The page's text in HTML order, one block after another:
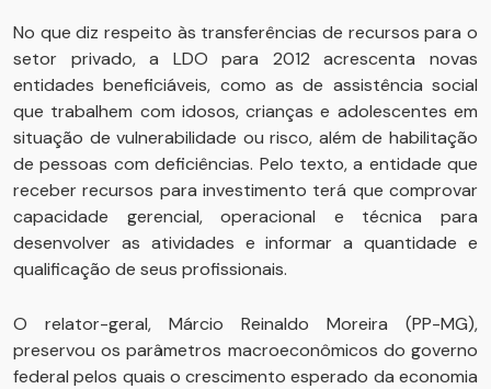
No que diz respeito às transferências de recursos para o
setor privado, a LDO para 2012 acrescenta novas
entidades beneficiáveis, como as de assistência social
que trabalhem com idosos, crianças e adolescentes em
situação de vulnerabilidade ou risco, além de habilitação
de pessoas com deficiências. Pelo texto, a entidade que
receber recursos para investimento terá que comprovar
capacidade gerencial, operacional e técnica para
desenvolver as atividades e informar a quantidade e
qualificação de seus profissionais.
O relator-geral, Márcio Reinaldo Moreira (PP-MG),
preservou os parâmetros macroeconômicos do governo
federal pelos quais o crescimento esperado da economia